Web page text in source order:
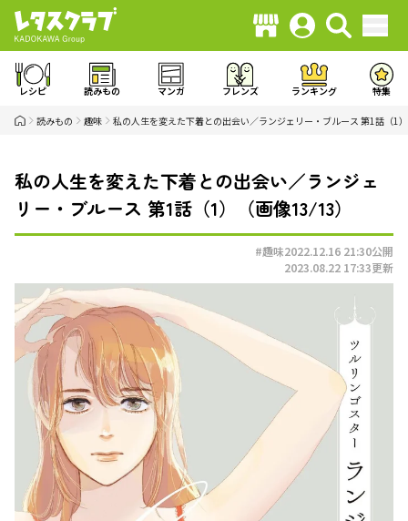
レシピ 読みもの マンガ フレンズ ランキング 特集
読みもの 趣味 私の人生を変えた下着との出会い／ランジェリー・ブルース 第1話（1）
私の人生を変えた下着との出会い／ランジェ
リー・ブルース 第1話（1）（画像13/13）
#趣味2022.12.16 21:30公開
2023.08.22 17:33更新